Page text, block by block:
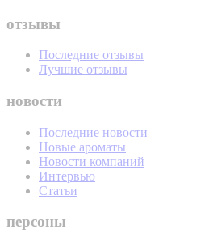
отзывы
Последние отзывы
Лучшие отзывы
новости
Последние новости
Новые ароматы
Новости компаний
Интервью
Статьи
персоны